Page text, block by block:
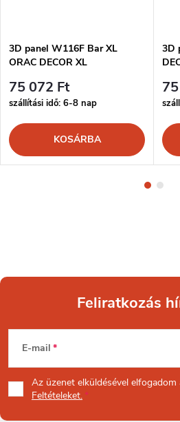
3D panel W116F Bar XL
ORAC DECOR XL
75 072 Ft
szállítási idő: 6-8 nap
KOSÁRBA
3D
L
á
b
Feliratkozás
E-mail
Az üzenet elküldésével elfogadom
Feltételeket.